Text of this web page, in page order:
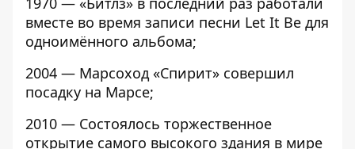
вместе во время записи песни Let It Be для
одноимённого альбома;
2004 — Марсоход «Спирит» совершил
посадку на Марсе;
2010 — Состоялось торжественное
открытие самого высокого здания в мире